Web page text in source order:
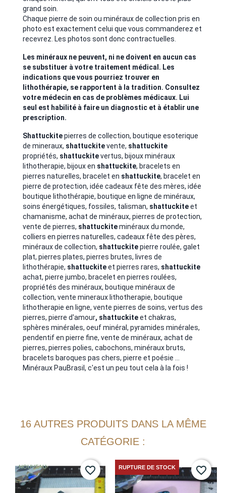
grand soin.
Chaque pierre de soin ou minéraux de collection pris en
photo est exactement celui que vous commanderez et
recevrez. Les photos sont donc contractuelles.
Les minéraux ne peuvent, ni ne doivent en aucun cas
se substituer à votre traitement médical. Les
indications que vous pourriez trouver en
lithothérapie, se rapportent à la tradition. Consultez
votre médecin en cas de problèmes médicaux. Lui
seul est habilité à faire un diagnostic et à établir une
prescription.
Shattuckitepierres de collection, boutique esoterique
de mineraux, shattuckitevente, shattuckite
propriétés, shattuckitevertus, bijoux minéraux
lithotherapie, bijoux en shattuckite, bracelets en
pierres naturelles, bracelet en shattuckite, bracelet en
pierre de protection, idée cadeaux fête des mères, idée
boutique lithothérapie, boutique en ligne de minéraux,
soins énergétiques, fossiles, talisman, shattuckiteet
chamanisme, achat de minéraux, pierres de protection,
vente de pierres, shattuckiteminéraux du monde,
colliers en pierres naturelles, cadeaux fête des pères,
minéraux de collection, shattuckitepierre roulée, galet
plat, pierres plates, pierres brutes, livres de
lithothérapie, shattuckiteet pierres rares, shattuckite
achat, pierre jumbo, bracelet en pierres roulées,
propriétés des minéraux, boutique minéraux de
collection, vente mineraux lithotherapie, boutique
lithotherapie en ligne, vente pierres de soins, vertus des
pierres, pierre d'amour, shattuckiteet chakras,
sphères minérales, oeuf minéral, pyramides minérales,
pendentif en pierre fine, vente de minéraux, achat de
pierres, pierres polies, cabochons, minéraux bruts,
bracelets baroques pas chers, pierre et poésie ...
Minéraux PauBrasil, c'est un peu tout cela à la fois !
16 AUTRES PRODUITS DANS LA MÊME
CATÉGORIE :
NOUVEAU favorite_border RUPTURE DE STOCK favorite_border